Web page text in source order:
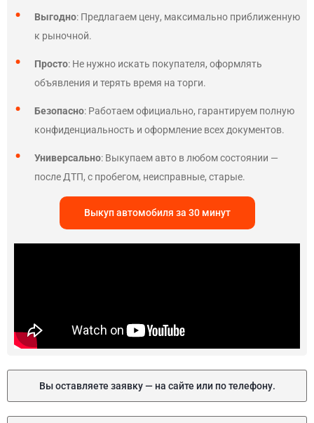
Выгодно: Предлагаем цену, максимально приближенную
к рыночной.
Просто: Не нужно искать покупателя, оформлять
объявления и терять время на торги.
Безопасно: Работаем официально, гарантируем полную
конфиденциальность и оформление всех документов.
Универсально: Выкупаем авто в любом состоянии —
после ДТП, с пробегом, неисправные, старые.
Выкуп автомобиля за 30 минут
Вы оставляете заявку — на сайте или по телефону.